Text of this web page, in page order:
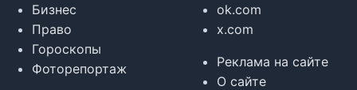
Бизнес
Право
Гороскопы
Фоторепортаж
ok.com
x.com
Реклама на сайте
О сайте